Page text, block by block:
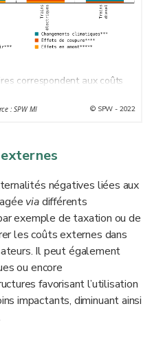
correspondent aux coûts
non compris. Le passage
taux de chargement de ce
peu étudié.
les émissions directes
aux obstacles
de transports, ceux-ci
sur la biodiversité que sur
liés aux émissions
les étapes des processus
de l’énergie avant
notamment de prendre
: SPW MI © SPW - 2022
négatives liées aux
viadifférents
exemple de taxation ou de
les coûts externes dans
Il peut également
ou encore
favorisant l’utilisation
impactants, diminuant ainsi